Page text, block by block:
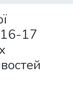
16-17